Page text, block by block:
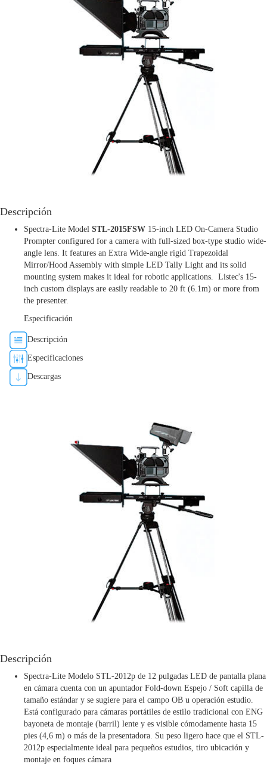
Descripción
Spectra-Lite Model STL-2015FSW 15-inch LED On-Camera Studio
Prompter configured for a camera with full-sized box-type studio wide-
angle lens. It features an Extra Wide-angle rigid Trapezoidal
Mirror/Hood Assembly with simple LED Tally Light and its solid
mounting system makes it ideal for robotic applications. Listec's 15-
inch custom displays are easily readable to 20 ft (6.1m) or more from
the presenter.
Especificación
Descripción
Especificaciones
Descargas
Descripción
Spectra-Lite Modelo STL-2012p de 12 pulgadas LED de pantalla plana
en cámara cuenta con un apuntador Fold-down Espejo / Soft capilla de
tamaño estándar y se sugiere para el campo OB u operación estudio.
Está configurado para cámaras portátiles de estilo tradicional con ENG
bayoneta de montaje (barril) lente y es visible cómodamente hasta 15
pies (4,6 m) o más de la presentadora. Su peso ligero hace que el STL-
2012p especialmente ideal para pequeños estudios, tiro ubicación y
montaje en foques cámara